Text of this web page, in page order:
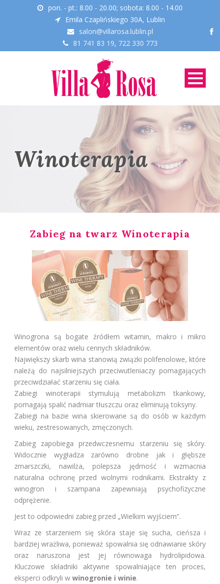
pon. - pt.: 8.00 - 20.00; sobota: 8.00 - 14.00
Emila Czaplińskiego 30A, Lublin
salon@villarosa.lublin.pl
81 741 83 19, 722 330 773
Winoterapia
Zabieg na twarz Winoterapia
Winogrona są bogate źródłem witamin, makro i mikro
elementów oraz wielu cennych składników.
Największy skarb wina stanowią związki polifenolowe, które
należą do najsilniejszych przeciwutleniaczy pomagających
przeciwdziałać starzeniu się ciała.
Zabiegi winoterapii stymulują metabolizm tkankowy,
pomagają spalić nadmiar tłuszczu oraz eliminują toksyny.
Zabiegi na bazie wina skierowane są do osób w każdym
wieku, zestresowanych, zmęczonych.
Zabieg zapobiega przedwczesnemu starzeniu się skóry.
Widocznie wygładza zarówno drobne jak i głębsze
zmarszczki, nawilża, polepsza jędrność i wzmacnia
naturalna ochronę przed wolnymi rodnikami. Ekstrakty z
winogron i szampana zapewniają psychofizyczne
odprężenie.
Jest to odpowiedni zabieg przed „Wielkim wyjściem”.
Wraz ze starzeniem się skóra staje się sucha, cieńsza i
bardziej wrażliwa, ponieważ spowalnia się odnawianie skóry
oraz naruszona jest jej równowaga hydrolipidowa.
Kluczowe składniki aktywne spowalniające ten proces,
eksperci odkryli w winogronie i winie.